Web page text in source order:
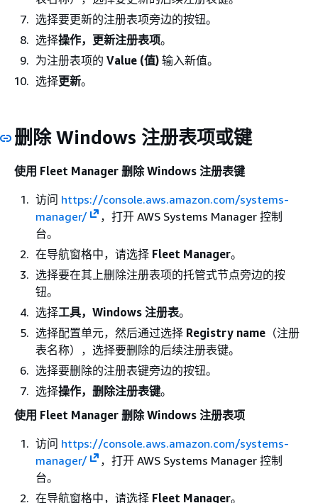
选择要更新的注册表项旁边的按钮。
选择操作，更新注册表项。
为注册表项的 Value (值) 输入新值。
选择更新。
删除 Windows 注册表项或键
使用 Fleet Manager 删除 Windows 注册表键
访问 https://console.aws.amazon.com/systems-
manager/
，打开 AWS Systems Manager 控制
台。
在导航窗格中，请选择 Fleet Manager。
选择要在其上删除注册表项的托管式节点旁边的按
钮。
选择工具，Windows 注册表。
选择配置单元，然后通过选择 Registry name （注册
表名称），选择要删除的后续注册表键。
选择要删除的注册表键旁边的按钮。
选择操作，删除注册表键。
使用 Fleet Manager 删除 Windows 注册表项
访问 https://console.aws.amazon.com/systems-
manager/
，打开 AWS Systems Manager 控制
台。
在导航窗格中，请选择 Fleet Manager。